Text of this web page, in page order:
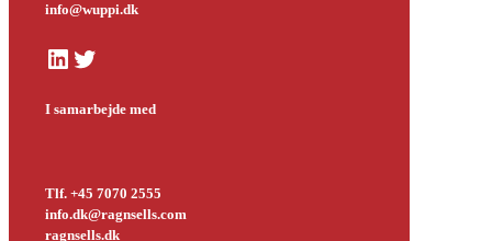
info@wuppi.dk
LinkedIn
Twitter
I samarbejde med
Tlf. +45 7070 2555
info.dk@ragnsells.com
ragnsells.dk